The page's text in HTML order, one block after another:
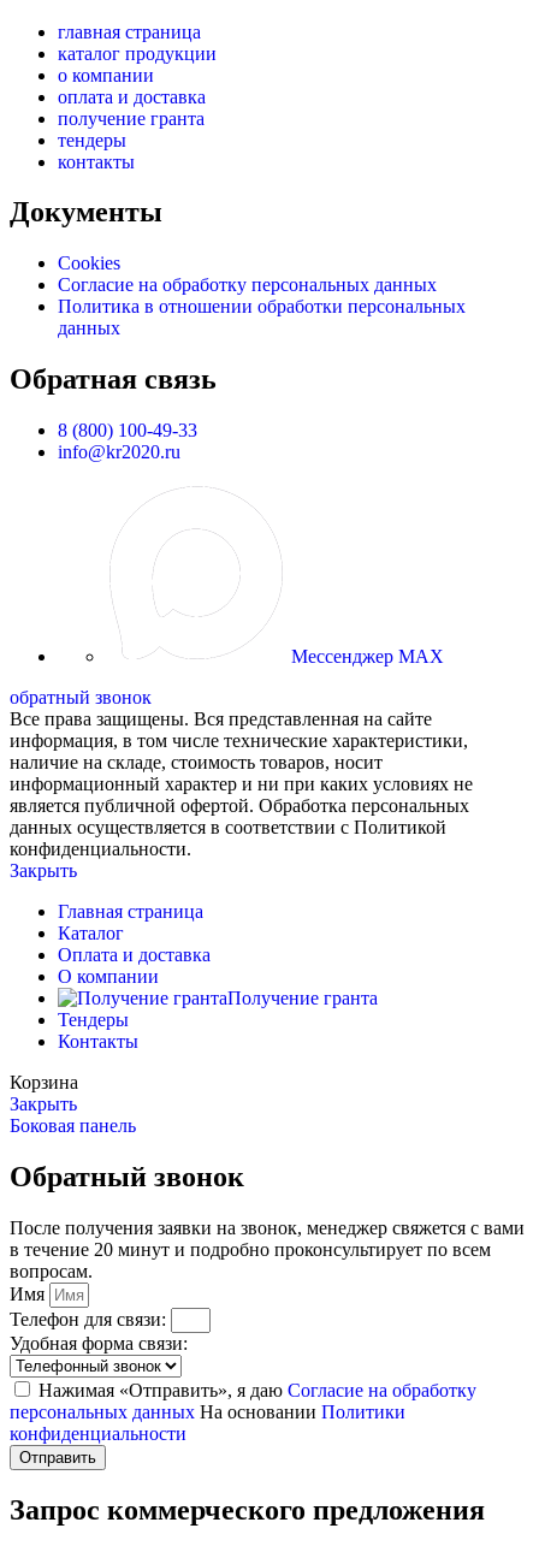
главная страница
каталог продукции
о компании
оплата и доставка
получение гранта
тендеры
контакты
Документы
Cookies
Согласие на обработку персональных данных
Политика в отношении обработки персональных
данных
Обратная связь
8 (800) 100-49-33
info@kr2020.ru
Мессенджер MAX
обратный звонок
Все права защищены. Вся представленная на сайте
информация, в том числе технические характеристики,
наличие на складе, стоимость товаров, носит
информационный характер и ни при каких условиях не
является публичной офертой. Обработка персональных
данных осуществляется в соответствии с Политикой
конфиденциальности.
Закрыть
Главная страница
Каталог
Оплата и доставка
О компании
Получение гранта
Тендеры
Контакты
Корзина
Закрыть
Боковая панель
Обратный звонок
После получения заявки на звонок, менеджер свяжется с вами
в течение 20 минут и подробно проконсультирует по всем
вопросам.
Имя
Телефон для связи:
Удобная форма связи:
Нажимая «Отправить», я даю Согласие на обработку
персональных данных На основании Политики
конфиденциальности
Отправить
Запрос коммерческого предложения